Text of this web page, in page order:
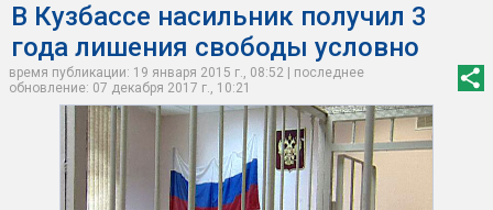
В Кузбассе насильник получил 3
года лишения свободы условно
время публикации: 19 января 2015 г., 08:52 | последнее
обновление: 07 декабря 2017 г., 10:21